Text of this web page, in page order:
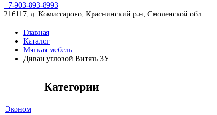
+7-903-893-8993
216117, д. Комиссарово, Краснинский р-н, Смоленской обл.
Главная
Каталог
Мягкая мебель
Диван угловой Витязь 3У
Категории
Эконом